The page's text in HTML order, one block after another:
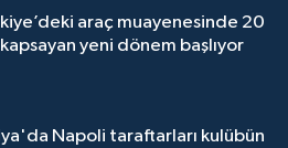
araç muayenesinde 20
kapsayan yeni dönem başlıyor
Napoli taraftarları kulübün